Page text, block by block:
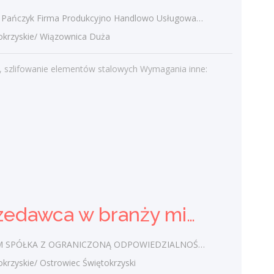
Najnowsze komentarze
świętokrzyskim
admin-Zawody nadwyżkowe w
województwie świętokrzyskim
Kategorie
Firma Produkcyjno Handlowo Usługowa "KONRAD" Wiązownica Duża
Wiązownica Duża
szlifowanie elementów stalowych Wymagania inne:
Sprzedawca w branży mięsnej
SPÓŁKA Z OGRANICZONĄ ODPOWIEDZIALNOŚCIĄ
Ostrowiec Świętokrzyski